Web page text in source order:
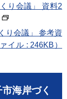
り会議」 資料2
り会議」 参考資
イル : 246KB）
海岸づく